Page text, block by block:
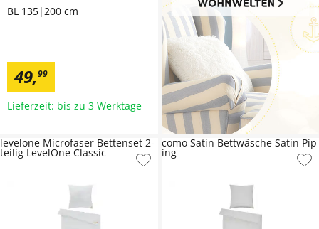
BL 135|200 cm
49,99
Lieferzeit: bis zu 3 Werktage
levelone Microfaser Bettenset 2-
teilig LevelOne Classic
como Satin Bettwäsche Satin Pip
ing